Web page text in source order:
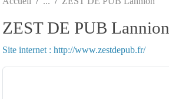
ZEST DE PUB Lannion
Site internet : http://www.zestdepub.fr/